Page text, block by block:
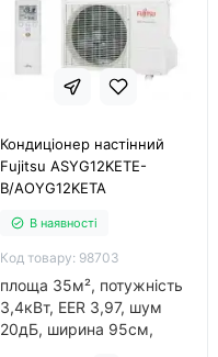
Кондиціонер настінний
Fujitsu ASYG12KETE-
B/AOYG12KETA
В наявності
Код товару: 98703
площа 35м², потужність
3,4кВт, EER 3,97, шум
20дБ, ширина 95см,